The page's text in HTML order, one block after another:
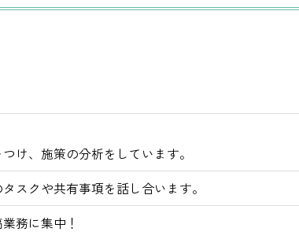
け、施策の分析をしています。
スクや共有事項を話し合います。
務に集中！